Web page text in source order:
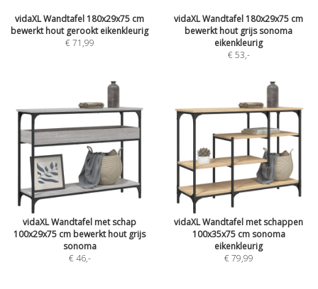
vidaXL Wandtafel 180x29x75 cm
bewerkt hout gerookt eikenkleurig
€ 71,99
vidaXL Wandtafel 180x29x75 cm
bewerkt hout grijs sonoma
eikenkleurig
€ 53,-
vidaXL Wandtafel met schap
100x29x75 cm bewerkt hout grijs
sonoma
€ 46,-
vidaXL Wandtafel met schappen
100x35x75 cm sonoma
eikenkleurig
€ 79,99